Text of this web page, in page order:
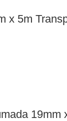
x 5m
19mm